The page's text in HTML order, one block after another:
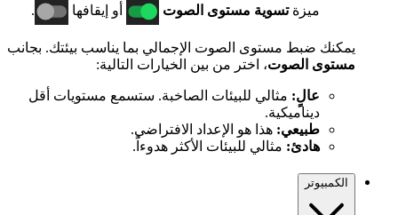
ميزةتسوية مستوى الصوت أو إيقافها .
يمكنك ضبط مستوى الصوت الإجمالي بما يناسب بيئتك. بجانب
مستوى الصوت، اختر من بين الخيارات التالية:
عالٍ: مثالي للبيئات الصاخبة. ستسمع مستويات أقل
ديناميكية.
طبيعي: هذا هو الإعداد الافتراضي.
هادئ: مثالي للبيئات الأكثر هدوءاً.
الكمبيوتر